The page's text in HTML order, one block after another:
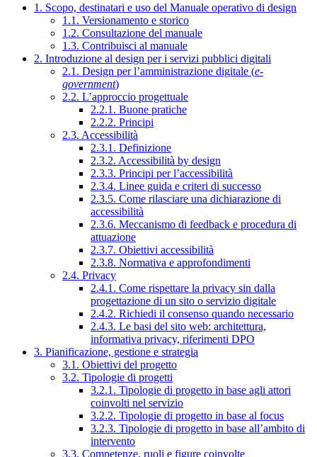
1. Scopo, destinatari e uso del Manuale operativo di design
1.1. Versionamento e storico
1.2. Consultazione del manuale
1.3. Contribuisci al manuale
2. Introduzione al design per i servizi pubblici digitali
2.1. Design per l’amministrazione digitale (e-
government)
2.2. L’approccio progettuale
2.2.1. Buone pratiche
2.2.2. Principi
2.3. Accessibilità
2.3.1. Definizione
2.3.2. Accessibilità by design
2.3.3. Principi per l’accessibilità
2.3.4. Linee guida e criteri di successo
2.3.5. Come rilasciare una dichiarazione di
accessibilità
2.3.6. Meccanismo di feedback e procedura di
attuazione
2.3.7. Obiettivi accessibilità
2.3.8. Normativa e approfondimenti
2.4. Privacy
2.4.1. Come rispettare la privacy sin dalla
progettazione di un sito o servizio digitale
2.4.2. Richiedi il consenso quando necessario
2.4.3. Le basi del sito web: architettura,
informativa privacy, riferimenti DPO
3. Pianificazione, gestione e strategia
3.1. Obiettivi del progetto
3.2. Tipologie di progetti
3.2.1. Tipologie di progetto in base agli attori
coinvolti nel servizio
3.2.2. Tipologie di progetto in base al focus
3.2.3. Tipologie di progetto in base all’ambito di
intervento
3.3. Competenze, ruoli e figure coinvolte